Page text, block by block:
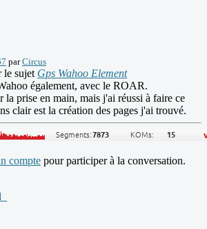
parCircus
le sujet Gps Wahoo Element
également, avec le ROAR.
la prise en main, mais j'ai réussi à faire ce
clair est la création des pages j'ai trouvé.
compte pour participer à la conversation.